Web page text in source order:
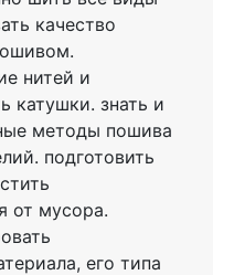
качество
нитей и
катушки. знать и
методы пошива
подготовить
от мусора.
его типа